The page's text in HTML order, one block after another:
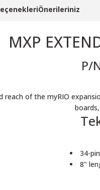
Önerileriniz
MXP
P/
reach of the myRIO
34-
8"